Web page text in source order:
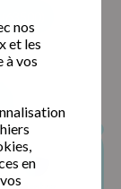
nos
et les
à vos
en